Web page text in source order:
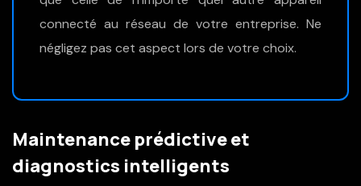
connecté au réseau de votre entreprise. Ne
négligez pas cet aspect lors de votre choix.
Maintenance prédictive et
diagnostics intelligents